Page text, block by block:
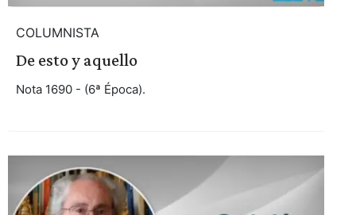
COLUMNISTA
De esto y aquello
Nota 1690 - (6ª Época).